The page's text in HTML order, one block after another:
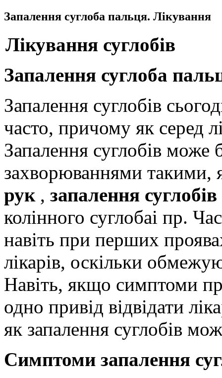
Запалення суглоба пальця. Лікування
Лікування суглобів
Запалення суглоба
Запалення суглобів
часто, причому як серед
Запалення суглобів може
захворюваннями такими,
рук , запалення
колінного суглобаі пр.
навіть при перших
лікарів, оскільки
Навіть, якщо симптоми
одно привід відвідати
як запалення суглобів
Симптоми запалення